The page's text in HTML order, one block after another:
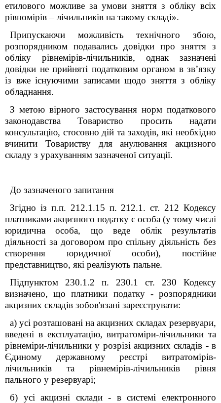
етилового можливе за умови зняття з обліку всіх
рівномірів – лічильників на такому складі».
Припускаючи можливість технічного збою,
розпорядником подавались довідки про зняття з
обліку рівнемірів-лічильників, однак зазначені
довідки не прийняті податковим органом в зв’язку
із вже існуючими записами щодо зняття з обліку
обладнання.
З метою вірного застосування норм податкового
законодавства Товариство просить надати
консультацію, стосовно дій та заходів, які необхідно
вчинити Товариству для анулювання акцизного
складу з урахуванням зазначеної ситуації.
До зазначеного запитання
Згідно із п.п. 212.1.15 п. 212.1. ст. 212 Кодексу
платниками акцизного податку є особа (у тому числі
юридична особа, що веде облік результатів
діяльності за договором про спільну діяльність без
створення юридичної особи), постійне
представництво, які реалізують пальне.
Підпунктом 230.1.2 п. 230.1 ст. 230 Кодексу
визначено, що платники податку - розпорядники
акцизних складів зобов'язані зареєструвати:
а) усі розташовані на акцизних складах резервуари,
введені в експлуатацію, витратоміри-лічильники та
рівнеміри-лічильники у розрізі акцизних складів - в
Єдиному державному реєстрі витратомірів-
лічильників та рівнемірів-лічильників рівня
пального у резервуарі;
б) усі акцизні склади - в системі електронного